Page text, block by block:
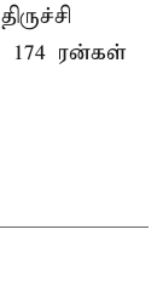
174 ரன்கள்